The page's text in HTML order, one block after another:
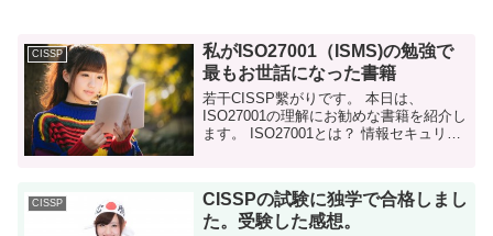
CISSP
私がISO27001（ISMS)の勉強で
最もお世話になった書籍
若干CISSP繫がりです。 本日は、
ISO27001の理解にお勧めな書籍を紹介し
ます。 ISO27001とは？ 情報セキュリテ
CISSP
CISSPの試験に独学で合格しまし
た。受験した感想。